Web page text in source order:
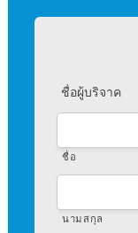
ชื่อผู้บริจาค
ชื่อ
นามสกุล